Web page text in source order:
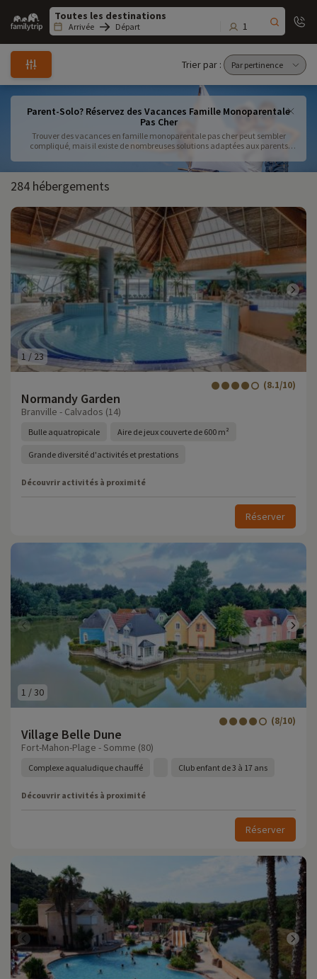
Family
trip
Arrivée Départ 1
Trier par :
Parent-Solo? Réservez des Vacances Famille Monoparentale
Pas Cher
Trouver des vacances en famille monoparentale pas cher peut sembler
compliqué, mais il existe de nombreuses solutions adaptées aux parents
monoparentale et hébergements pas chers parent solo, plusieurs options
permettent de maîtriser son budget tout en profitant d’un vrai moment
d’évasion avec ses enfants. Certaines destinations famille monoparentale
économique en France et en Europe offrent des prix attractifs et des offres
spéciales monoparentales France, idéales pour partir sans se ruiner. Sur
place, club vacances famille monoparentale et activités enfants parent
unique garantissent des séjours animés et équilibrés entre détente et
découverte. Pour un voyage parent isolé pas cher, réduire les frais de
transport et privilégier des solutions de logement abordables fait toute la
différence. Que ce soit pour un week-end ou des vacances solo avec enfants
plus longues, il suffit de choisir parmi ces nombreuses idées vacances parent
solo pour créer des souvenirs inoubliables sans exploser son budget.
284 hébergements
1 / 23
Normandy Garden
(8.1/10)
Branville - Calvados (14)
Bulle aquatropicale Aire de jeux couverte de 600 m²
Grande diversité d'activités et prestations
Découvrir activités à proximité
Réserver
1 /30
Village Belle Dune
(8/10)
Fort-Mahon-Plage - Somme (80)
Complexe aqualudique chauffé Club enfant de 3 à 17 ans
Découvrir activités à proximité
Réserver